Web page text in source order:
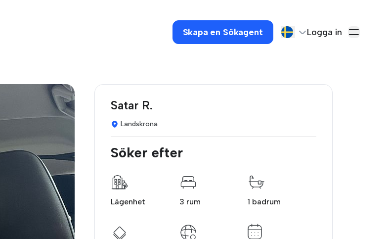
Skapa en Sökagent Logga in
Satar R.
Landskrona
Söker efter
Lägenhet 3 rum 1 badrum